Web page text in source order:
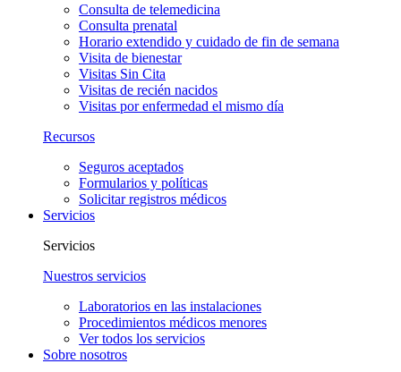
Consulta de telemedicina
Consulta prenatal
Horario extendido y cuidado de fin de semana
Visita de bienestar
Visitas Sin Cita
Visitas de recién nacidos
Visitas por enfermedad el mismo día
Recursos
Seguros aceptados
Formularios y políticas
Solicitar registros médicos
Servicios
Servicios
Nuestros servicios
Laboratorios en las instalaciones
Procedimientos médicos menores
Ver todos los servicios
Sobre nosotros